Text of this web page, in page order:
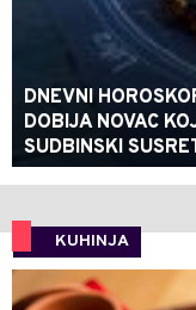
DNEVNI
DOBIJA NOVAC
SUDBINSKI
KUHINJA